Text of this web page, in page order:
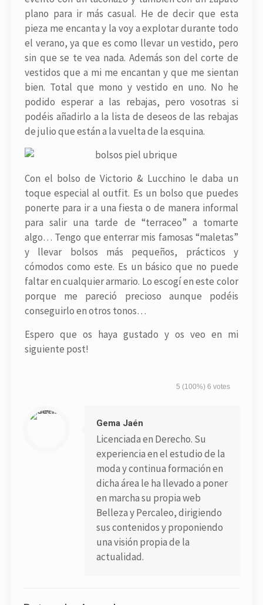
plano para ir más casual. He de decir que esta
pieza me encanta y la voy a explotar durante todo
el verano, ya que es como llevar un vestido, pero
sin que se te vea nada. Además son del corte de
vestidos que a mi me encantan y que me sientan
bien. Total que mono y vestido en uno. No he
podido esperar a las rebajas, pero vosotras si
podéis añadirlo a la lista de deseos de las rebajas
de julio que están a la vuelta de la esquina.
Con el bolso de Victorio & Lucchino le daba un
toque especial al outfit. Es un bolso que puedes
ponerte para ir a una fiesta o de manera informal
para salir una tarde de “terraceo” a tomarte
algo… Tengo que enterrar mis famosas “maletas”
y llevar bolsos más pequeños, prácticos y
cómodos como este. Es un básico que no puede
faltar en cualquier armario. Lo escogí en este color
porque me pareció precioso aunque podéis
conseguirlo en otros tonos…
Espero que os haya gustado y os veo en mi
siguiente post!
5 (100%) 6 votes
Gema Jaén
Licenciada en Derecho. Su
experiencia en el estudio de la
moda y continua formación en
dicha área le ha llevado a poner
en marcha su propia web
Belleza y Percaleo, dirigiendo
sus contenidos y proponiendo
una visión propia de la
actualidad.